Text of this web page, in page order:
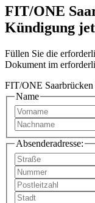
FIT/ONE
Kündigung
Füllen Sie die
Dokument im
FIT/ONE Saarbrücken
Name
Absenderadresse: